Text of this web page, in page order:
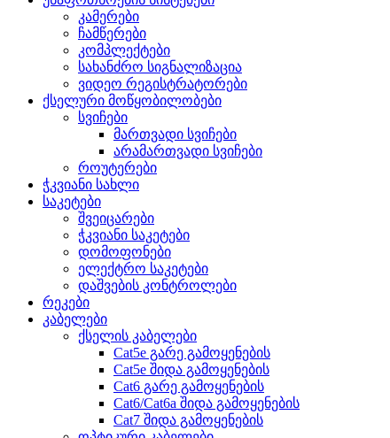
კამერები
ჩამწერები
კომპლექტები
სახანძრო სიგნალიზაცია
ვიდეო რეგისტრატორები
ქსელური მოწყობილობები
სვიჩები
მართვადი სვიჩები
არამართვადი სვიჩები
როუტერები
ჭკვიანი სახლი
საკეტები
შვეიცარები
ჭკვიანი საკეტები
დომოფონები
ელექტრო საკეტები
დაშვების კონტროლები
რეკები
კაბელები
ქსელის კაბელები
Cat5e გარე გამოყენების
Cat5e შიდა გამოყენების
Cat6 გარე გამოყენების
Cat6/Cat6a შიდა გამოყენების
Cat7 შიდა გამოყენების